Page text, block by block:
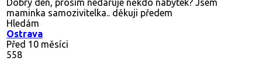
Dobrý den, prosím nedaruje někdo nábytek? Jsem
maminka samozivitelka.. děkuji předem
Hledám
Ostrava
Před 10 měsíci
558